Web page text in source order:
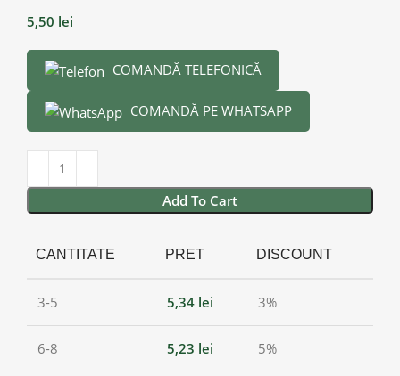
5,50 lei
COMANDĂ TELEFONICĂ
COMANDĂ PE WHATSAPP
Add To Cart
CANTITATE PRET DISCOUNT
3-5 5,34 lei 3%
6-8 5,23 lei 5%